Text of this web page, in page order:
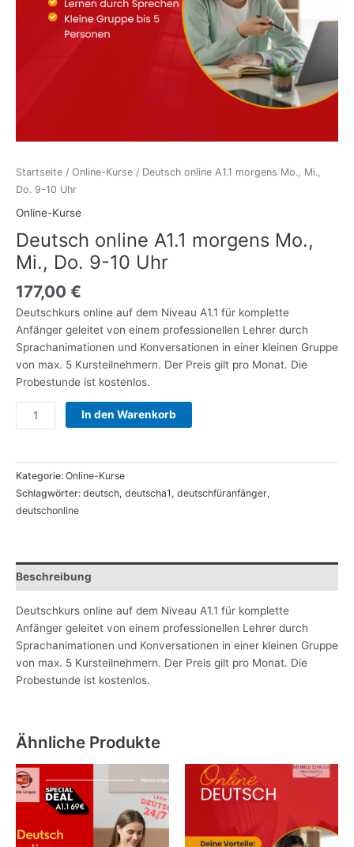
Startseite / Online-Kurse / Deutsch online A1.1 morgens Mo., Mi.,
Do. 9-10 Uhr
Online-Kurse
Deutsch online A1.1 morgens Mo.,
Mi., Do. 9-10 Uhr
177,00 €
Deutschkurs online auf dem Niveau A1.1 für komplette
Anfänger geleitet von einem professionellen Lehrer durch
Sprachanimationen und Konversationen in einer kleinen Gruppe
von max. 5 Kursteilnehmern. Der Preis gilt pro Monat. Die
Probestunde ist kostenlos.
In den Warenkorb
Kategorie: Online-Kurse
Schlagwörter: deutsch, deutscha1 , deutschfüranfänger,
deutschonline
Beschreibung
Deutschkurs online auf dem Niveau A1.1 für komplette
Anfänger geleitet von einem professionellen Lehrer durch
Sprachanimationen und Konversationen in einer kleinen Gruppe
von max. 5 Kursteilnehmern. Der Preis gilt pro Monat. Die
Probestunde ist kostenlos.
Ähnliche Produkte